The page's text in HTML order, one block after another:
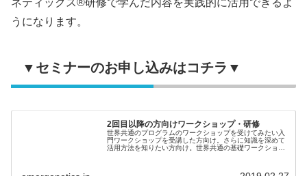
ネティックス®研修で学んだ内容を実践的に活用できるよ
うになります。
▼セミナーのお申し込みはコチラ▼
2回目以降の方向けワークショップ・研修
世界共通のプログラムのワークショップを受けてみたい入
門ワークショップを受講した方向け。さらに知識を深めて
活用方法を知りたい方向け。世界共通の基礎ワークショッ